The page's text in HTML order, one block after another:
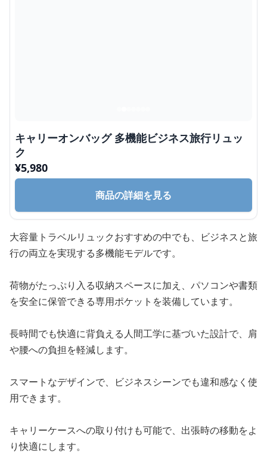
キャリーオンバッグ 多機能ビジネス旅行リュッ
ク
¥5,980
商品の詳細を見る
大容量トラベルリュックおすすめの中でも、ビジネスと旅
行の両立を実現する多機能モデルです。
荷物がたっぷり入る収納スペースに加え、パソコンや書類
を安全に保管できる専用ポケットを装備しています。
長時間でも快適に背負える人間工学に基づいた設計で、肩
や腰への負担を軽減します。
スマートなデザインで、ビジネスシーンでも違和感なく使
用できます。
キャリーケースへの取り付けも可能で、出張時の移動をよ
り快適にします。